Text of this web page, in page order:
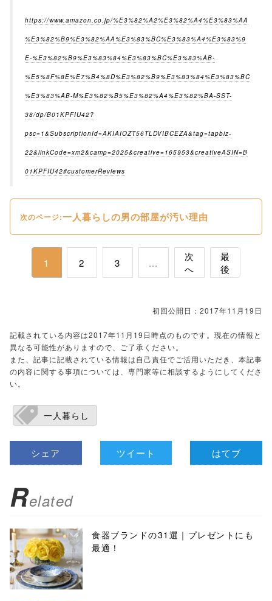
https://www.amazon.co.jp/%E3%82%A2%E3%82%A4%E3%83%AA
%E3%82%B9%E3%82%AA%E3%83%BC%E3%83%A4%E3%83%9
E-%E3%82%B9%E3%83%84%E3%83%BC%E3%83%AB-
%E5%8F%8E%E7%B4%8D%E3%82%B9%E3%83%84%E3%83%BC
%E3%83%AB-M%E3%82%B5%E3%82%A4%E3%82%BA-SST-
38/dp/B01KPFIU42?
psc=1&SubscriptionId=AKIAIOZT56TLDVIBCEZA&tag=tapbiz-
22&linkCode=xm2&camp=2025&creative=165953&creativeASIN=B
01KPFIU42#customerReviews
次のページ:一人暮らしの男の部屋が汚い理由
1 2 3 ...
次
へ
最
後
初回公開日：2017年11月19日
記載されている内容は2017年11月19日時点のものです。現在の情報と
異なる可能性がありますので、ご了承ください。
また、記事に記載されている情報は自己責任でご活用いただき、本記事
の内容に関する事項については、専門家等に相談するようにしてくださ
い。
一人暮らし
シェア ツイート はてブ
Related
食器ブランドの31選｜プレゼントにも
最適！